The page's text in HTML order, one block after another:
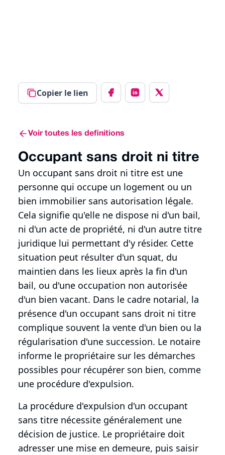
Copier le lien
Voir toutes les definitions
Occupant sans droit ni titre
Un occupant sans droit ni titre est une
personne qui occupe un logement ou un
bien immobilier sans autorisation légale.
Cela signifie qu'elle ne dispose ni d'un bail,
ni d'un acte de propriété, ni d'un autre titre
juridique lui permettant d'y résider. Cette
situation peut résulter d'un squat, du
maintien dans les lieux après la fin d'un
bail, ou d'une occupation non autorisée
d'un bien vacant. Dans le cadre notarial, la
présence d'un occupant sans droit ni titre
complique souvent la vente d'un bien ou la
régularisation d'une succession. Le notaire
informe le propriétaire sur les démarches
possibles pour récupérer son bien, comme
une procédure d'expulsion.
La procédure d'expulsion d'un occupant
sans titre nécessite généralement une
décision de justice. Le propriétaire doit
adresser une mise en demeure, puis saisir